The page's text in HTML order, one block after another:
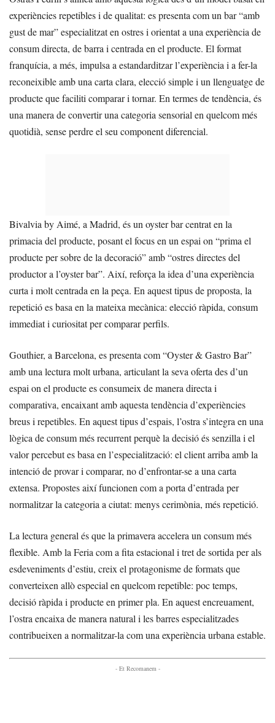
experiències repetibles i de qualitat: es presenta com un bar “amb
gust de mar” especialitzat en ostres i orientat a una experiència de
consum directa, de barra i centrada en el producte. El format
franquícia, a més, impulsa a estandarditzar l’experiència i a fer-la
reconeixible amb una carta clara, elecció simple i un llenguatge de
producte que faciliti comparar i tornar. En termes de tendència, és
una manera de convertir una categoria sensorial en quelcom més
quotidià, sense perdre el seu component diferencial.
Bivalvia by Aimé, a Madrid, és un oyster bar centrat en la
primacia del producte, posant el focus en un espai on “prima el
producte per sobre de la decoració” amb “ostres directes del
productor a l’oyster bar”. Així, reforça la idea d’una experiència
curta i molt centrada en la peça. En aquest tipus de proposta, la
repetició es basa en la mateixa mecànica: elecció ràpida, consum
immediat i curiositat per comparar perfils.
Gouthier, a Barcelona, es presenta com “Oyster & Gastro Bar”
amb una lectura molt urbana, articulant la seva oferta des d’un
espai on el producte es consumeix de manera directa i
comparativa, encaixant amb aquesta tendència d’experiències
breus i repetibles. En aquest tipus d’espais, l’ostra s’integra en una
lògica de consum més recurrent perquè la decisió és senzilla i el
valor percebut es basa en l’especialització: el client arriba amb la
intenció de provar i comparar, no d’enfrontar-se a una carta
extensa. Propostes així funcionen com a porta d’entrada per
normalitzar la categoria a ciutat: menys cerimònia, més repetició.
La lectura general és que la primavera accelera un consum més
flexible. Amb la Feria com a fita estacional i tret de sortida per als
esdeveniments d’estiu, creix el protagonisme de formats que
converteixen allò especial en quelcom repetible: poc temps,
decisió ràpida i producte en primer pla. En aquest encreuament,
l’ostra encaixa de manera natural i les barres especialitzades
contribueixen a normalitzar-la com una experiència urbana estable.
- Et Recomanem -